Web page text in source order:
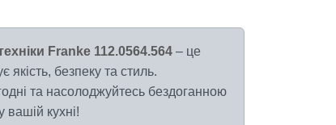
Franke 112.0564.564 – це
якість, безпеку та стиль.
та насолоджуйтесь бездоганною
кухні!